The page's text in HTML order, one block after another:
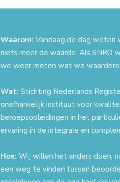
Waarom: Vandaag de dag weten
niets meer de waarde. Als SNRO
we weer meten wat we
Wat: Stichting Nederlands
onafhankelijk instituut voor
beroepsopleidingen in het
ervaring in de integrale en
Hoe: Wij willen het anders doen,
een weg te vinden tussen